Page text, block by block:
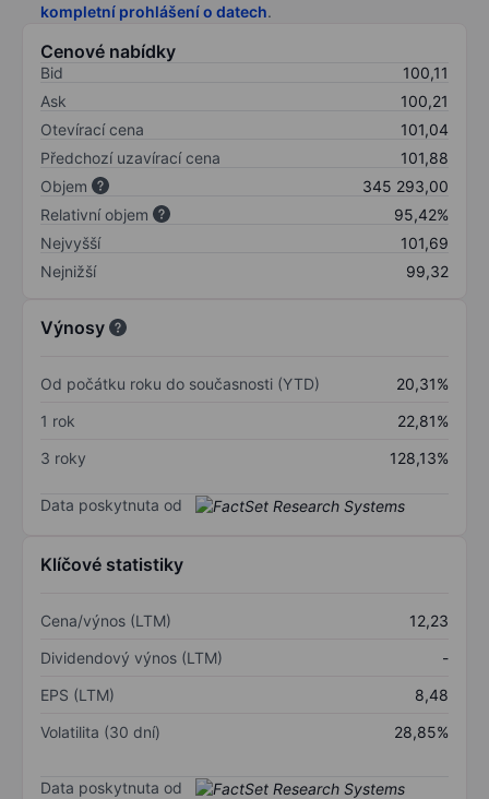
kompletní prohlášení o datech.
Cenové nabídky
Bid
100,11
Ask
100,21
Otevírací cena
101,04
Předchozí uzavírací cena
101,88
Objem
345 293,00
Relativní objem
95,42%
Nejvyšší
101,69
Nejnižší
99,32
Výnosy
Od počátku roku do současnosti (YTD)
20,31%
1 rok
22,81%
3 roky
128,13%
Data poskytnuta od
Klíčové statistiky
Cena/výnos (LTM)
12,23
Dividendový výnos (LTM)
-
EPS (LTM)
8,48
Volatilita (30 dní)
28,85%
Data poskytnuta od